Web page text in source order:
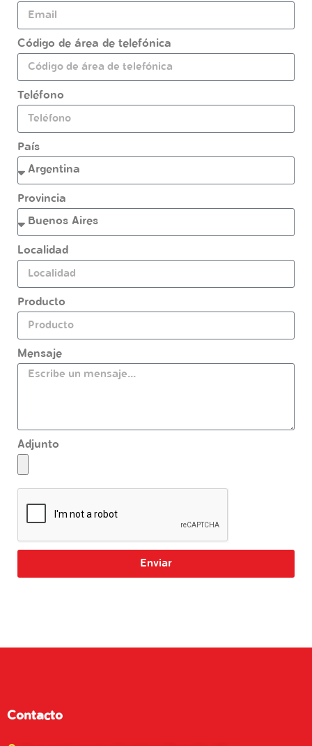
Código de área de telefónica
Teléfono
País
Provincia
Localidad
Producto
Mensaje
Adjunto
Enviar
Contacto